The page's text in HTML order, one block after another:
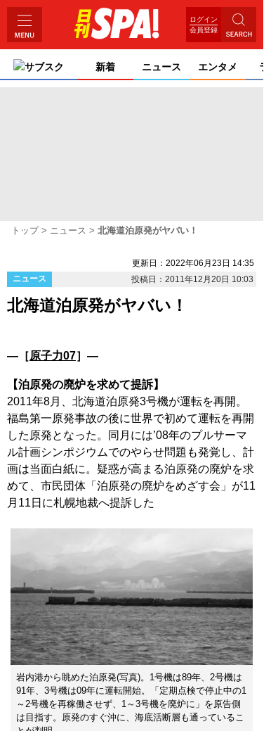
ログイン
会員登録
サブスク 新着 ニュース エンタメ ライ
トップ ニュース 北海道泊原発がヤバい！
更新日：2022年06月23日 14:35
ニュース
投稿日：2011年12月20日 10:03
北海道泊原発がヤバい！
―［原子力07］―
【泊原発の廃炉を求めて提訴】
2011年8月、北海道泊原発3号機が運転を再開。
福島第一原発事故の後に世界で初めて運転を再開
した原発となった。同月には’08年のプルサーマ
ル計画シンポジウムでのやらせ問題も発覚し、計
画は当面白紙に。疑惑が高まる泊原発の廃炉を求
めて、市民団体「泊原発の廃炉をめざす会」が11
月11日に札幌地裁へ提訴した
岩内港から眺めた泊原発(写真)。1号機は89年、2号機は
91年、3号機は09年に運転開始。「定期点検で停止中の1
～2号機を再稼働させず、1～3号機を廃炉に」を原告側
は目指す。原発のすぐ沖に、海底活断層も通っているこ